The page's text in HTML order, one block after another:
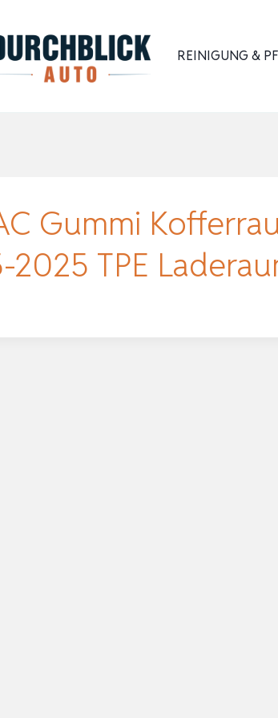
REINIGUNG &
Gummi
2025 TPE